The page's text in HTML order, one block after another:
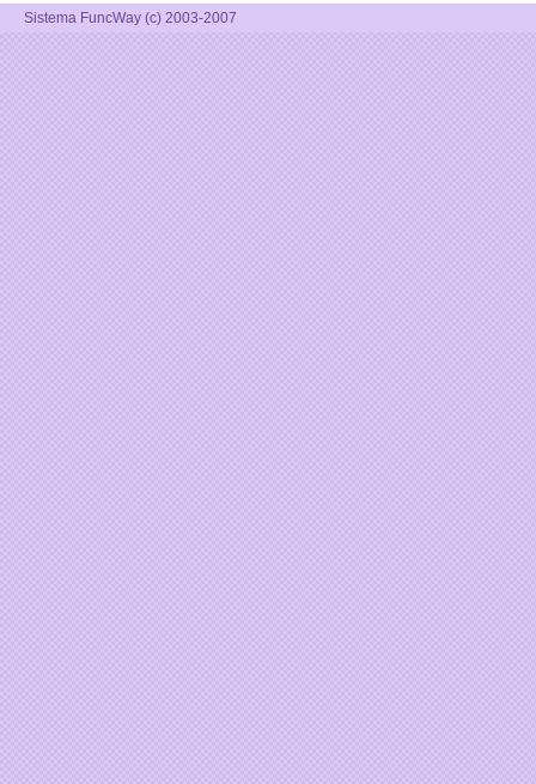
Sistema FuncWay (c) 2003-2007